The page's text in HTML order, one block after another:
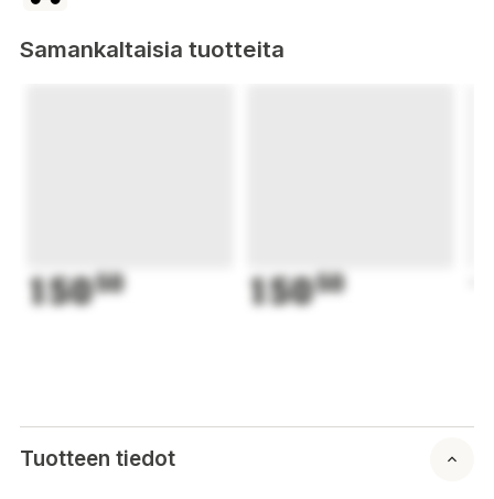
Samankaltaisia tuotteita
15050 15050
Tuotteen tiedot